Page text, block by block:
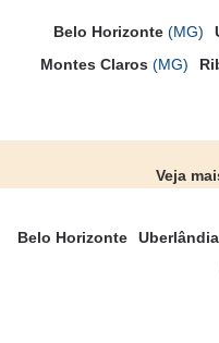
Belo Horizonte (MG)
Montes Claros (MG)
Veja
Belo Horizonte Uberlândia